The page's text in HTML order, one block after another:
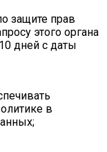
защите прав
этого органа
дней с даты
в